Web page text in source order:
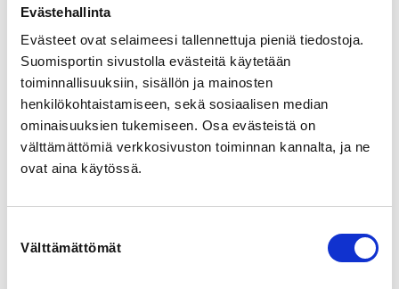
Evästehallinta
Evästeet ovat selaimeesi tallennettuja pieniä tiedostoja.
Suomisportin sivustolla evästeitä käytetään
toiminnallisuuksiin, sisällön ja mainosten
henkilökohtaistamiseen, sekä sosiaalisen median
ominaisuuksien tukemiseen. Osa evästeistä on
välttämättömiä verkkosivuston toiminnan kannalta, ja ne
ovat aina käytössä.
valinta
Välttämättömät
Rovaniemi
SPORTS
Melonta, Koskimelonta
REGISTRATION PERIOD
Tu 21.4.2026 at 00:01 - Fr 31.7.2026 at 23:59
Kurssimaksu 120€ + Suomisportin toimituskulu 1,23€